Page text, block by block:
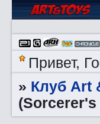
Привет,
» Клуб Art
(Sorcerer's